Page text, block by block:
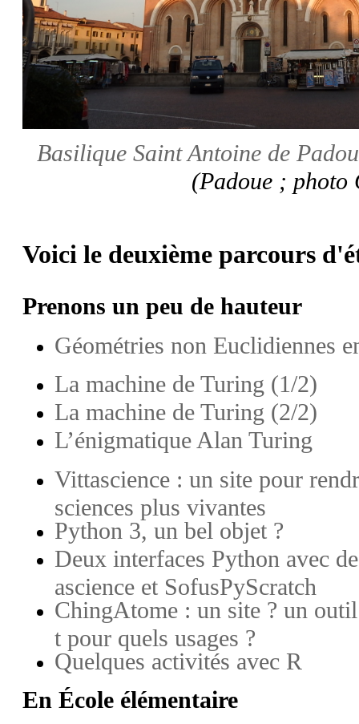
Basilique Saint Antoine de
(Padoue ; photo
Voici le deuxième parcours
Prenons un peu de hauteur
Géométries non Euclidiennes
La machine de Turing (1/2)
La machine de Turing (2/2)
L’énigmatique Alan Turing
Vittascience : un site pour
sciences plus vivantes
Python 3, un bel objet ?
Deux interfaces Python avec
ascience et SofusPyScratch
ChingAtome : un site ? un
t pour quels usages ?
Quelques activités avec R
En École élémentaire